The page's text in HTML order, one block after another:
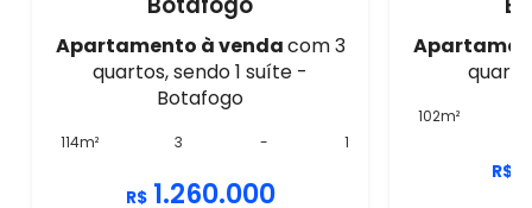
Apartamento à vendacom 3
quartos, sendo 1 suíte -
Botafogo
114m² 3 - 1
R$ 1.260.000
102m²
R$